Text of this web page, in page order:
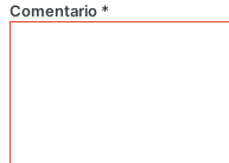
Comentario *